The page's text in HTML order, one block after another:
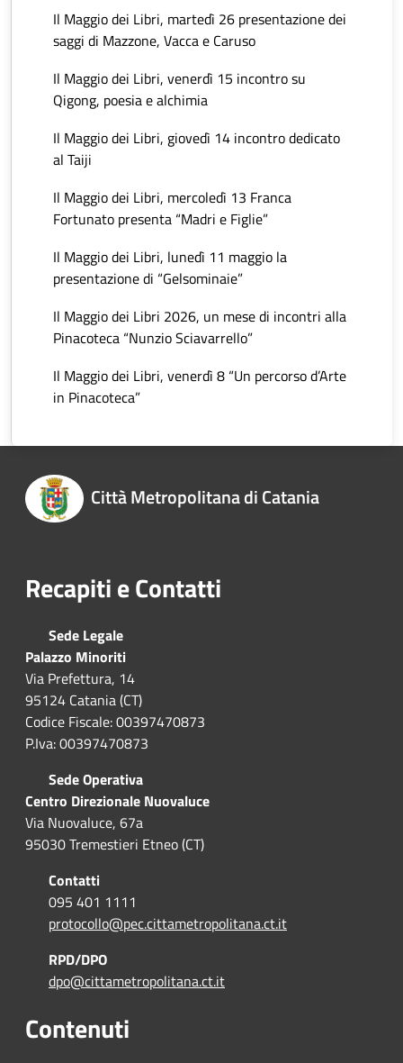
Il Maggio dei Libri, martedì 26 presentazione dei
saggi di Mazzone, Vacca e Caruso
Il Maggio dei Libri, venerdì 15 incontro su
Qigong, poesia e alchimia
Il Maggio dei Libri, giovedì 14 incontro dedicato
al Taiji
Il Maggio dei Libri, mercoledì 13 Franca
Fortunato presenta “Madri e Figlie”
Il Maggio dei Libri, lunedì 11 maggio la
presentazione di “Gelsominaie”
Il Maggio dei Libri 2026, un mese di incontri alla
Pinacoteca “Nunzio Sciavarrello”
Il Maggio dei Libri, venerdì 8 “Un percorso d’Arte
in Pinacoteca”
Città Metropolitana di Catania
Recapiti e Contatti
Sede Legale
Palazzo Minoriti
Via Prefettura, 14
95124 Catania (CT)
Codice Fiscale: 00397470873
P.Iva: 00397470873
Sede Operativa
Centro Direzionale Nuovaluce
Via Nuovaluce, 67a
95030 Tremestieri Etneo (CT)
Contatti
095 401 1111
protocollo@pec.cittametropolitana.ct.it
RPD/DPO
dpo@cittametropolitana.ct.it
Contenuti